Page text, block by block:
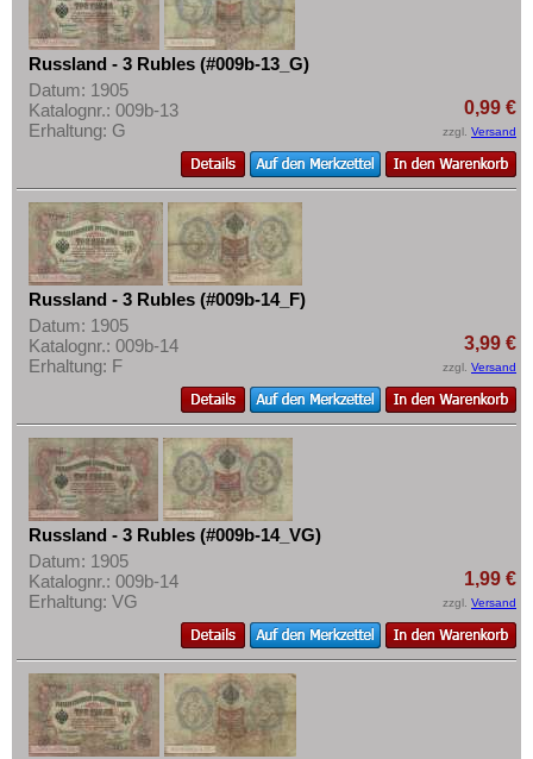
Russland - 3 Rubles (#009b-13_G)
Datum: 1905
Katalognr.: 009b-13
Erhaltung: G
0,99 €
zzgl. Versand
Russland - 3 Rubles (#009b-14_F)
Datum: 1905
Katalognr.: 009b-14
Erhaltung: F
3,99 €
zzgl. Versand
Russland - 3 Rubles (#009b-14_VG)
Datum: 1905
Katalognr.: 009b-14
Erhaltung: VG
1,99 €
zzgl. Versand